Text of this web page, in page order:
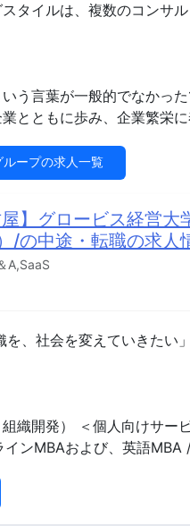
タイルは、複数のコンサ
う言葉が一般的でなかっ
とともに歩み、企業繁栄
ープの求人一覧
】グロービス経営
/の中途・転職の求人
A,SaaS
を、社会を変えていきた
織開発） ＜個人向けサ
ンMBAおよび、英語